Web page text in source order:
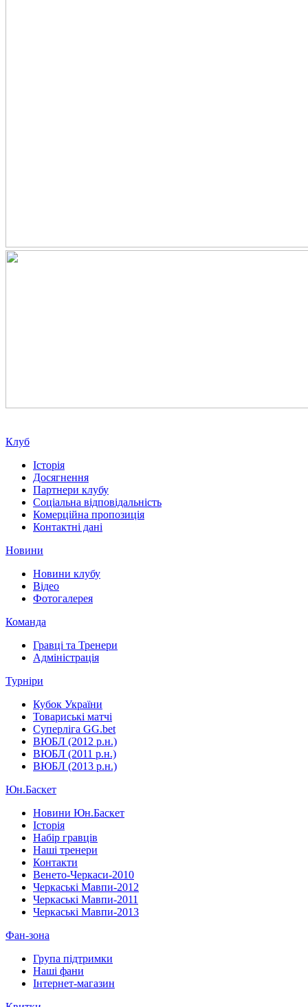
Клуб
Історія
Досягнення
Партнери клубу
Соціальна відповідальність
Комерційна пропозиція
Контактні дані
Новини
Новини клубу
Відео
Фотогалерея
Команда
Гравці та Тренери
Адміністрація
Турніри
Кубок України
Товариські матчі
Суперліга GG.bet
ВЮБЛ (2012 р.н.)
ВЮБЛ (2011 р.н.)
ВЮБЛ (2013 р.н.)
Юн.Баскет
Новини Юн.Баскет
Історія
Набір гравців
Наші тренери
Контакти
Венето-Черкаси-2010
Черкаські Мавпи-2012
Черкаські Мавпи-2011
Черкаські Мавпи-2013
Фан-зона
Група підтримки
Наші фани
Інтернет-магазин